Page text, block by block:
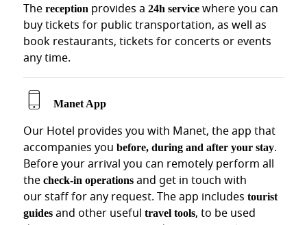
Sì, disponiamo di parcheggio disponibile su richiesta con
IL WI-FI È INCLUSO NEL PREZZO?
QUALI SONO GLI ORARI DI CHECK-IN E
Check-in dalle 14:00, check-out entro le 11:00. Check-in
PERCHÉ SCEGLIERE VILLA GRAZIOLI
HOTEL STORICO NEL QUARTIERE PIÙ
The receptionprovides a 24h servicewhere you can
buy tickets for public transportation, as well as
book restaurants, tickets for concerts or events
any time.
Manet App
Our Hotel provides you with Manet, the app that
accompanies you before, during and after your stay.
Before your arrival you can remotely perform all
the check-in operationsand get in touch with
our staff for any request. The app includes tourist
guidesand other useful travel tools, to be used